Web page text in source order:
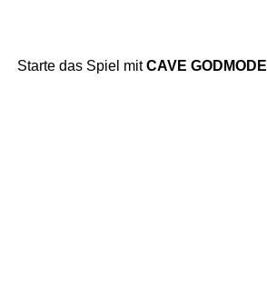
Starte das Spiel mitCAVE GODMODE